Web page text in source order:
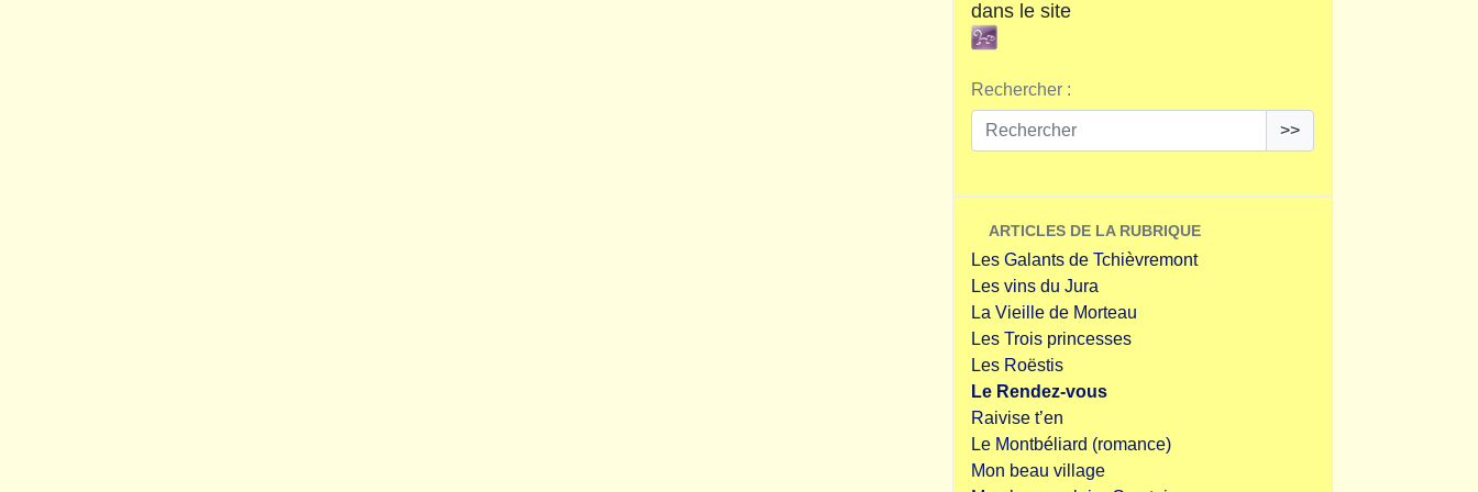
dans le site
Rechercher :
>>
ARTICLES DE LA RUBRIQUE
Les Galants de Tchièvremont
Les vins du Jura
La Vieille de Morteau
Les Trois princesses
Les Roëstis
Le Rendez-vous
Raivise t’en
Le Montbéliard (romance)
Mon beau village